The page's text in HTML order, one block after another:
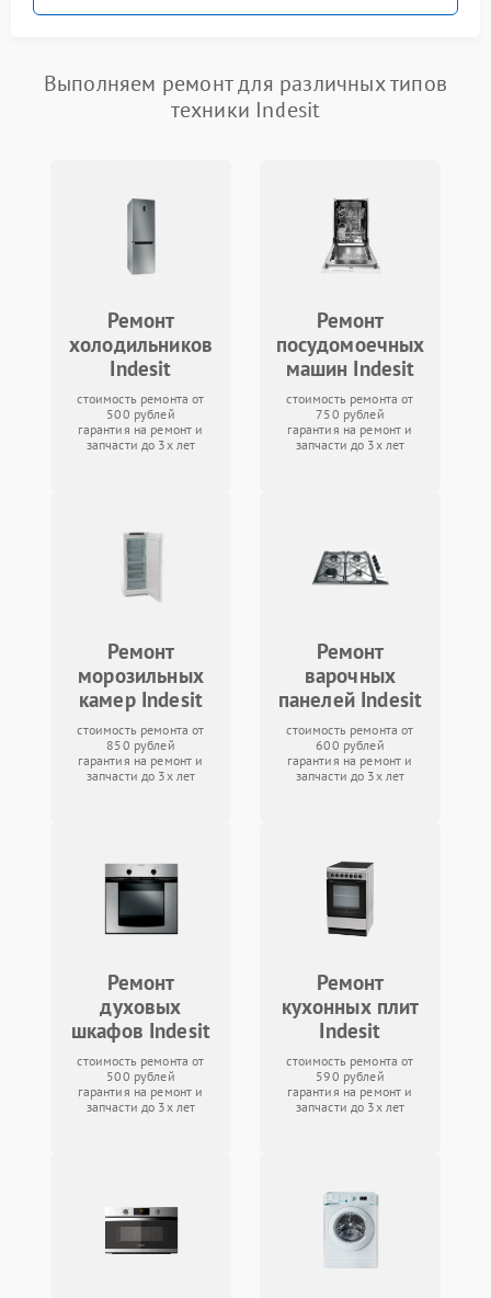
Выполняем ремонт для различных типов
техники Indesit
Ремонт
холодильников
Indesit
стоимость ремонта от
500 рублей
гарантия на ремонт и
запчасти до 3х лет
Ремонт
посудомоечных
машин Indesit
стоимость ремонта от
750 рублей
гарантия на ремонт и
запчасти до 3х лет
Ремонт
морозильных
камер Indesit
стоимость ремонта от
850 рублей
гарантия на ремонт и
запчасти до 3х лет
Ремонт
варочных
панелей Indesit
стоимость ремонта от
600 рублей
гарантия на ремонт и
запчасти до 3х лет
Ремонт
духовых
шкафов Indesit
стоимость ремонта от
500 рублей
гарантия на ремонт и
запчасти до 3х лет
Ремонт
кухонных плит
Indesit
стоимость ремонта от
590 рублей
гарантия на ремонт и
запчасти до 3х лет